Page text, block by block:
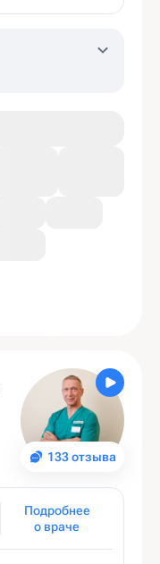
133 отзыва
Подробнее
о враче